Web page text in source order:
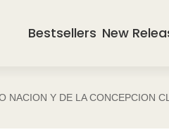
Bestsellers New
NACION Y DE LA CONCEPCION